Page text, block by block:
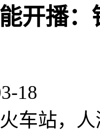
能开播
18
车站，